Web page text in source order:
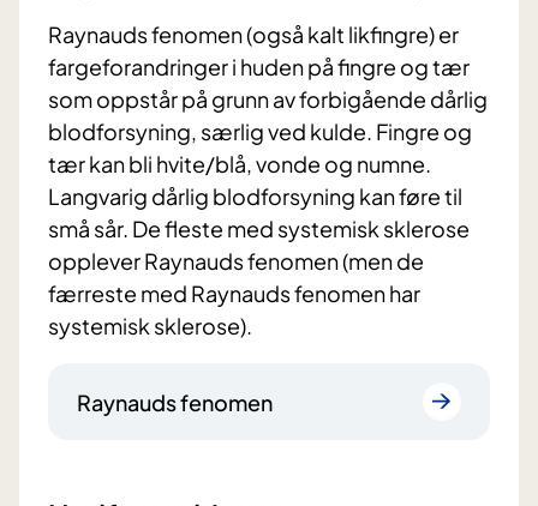
Raynauds fenomen (også kalt likfingre) er
fargeforandringer i huden på fingre og tær
som oppstår på grunn av forbigående dårlig
blodforsyning, særlig ved kulde. Fingre og
tær kan bli hvite/blå, vonde og numne.
Langvarig dårlig blodforsyning kan føre til
små sår. De fleste med systemisk sklerose
opplever Raynauds fenomen (men de
færreste med Raynauds fenomen har
systemisk sklerose).
Raynauds fenomen